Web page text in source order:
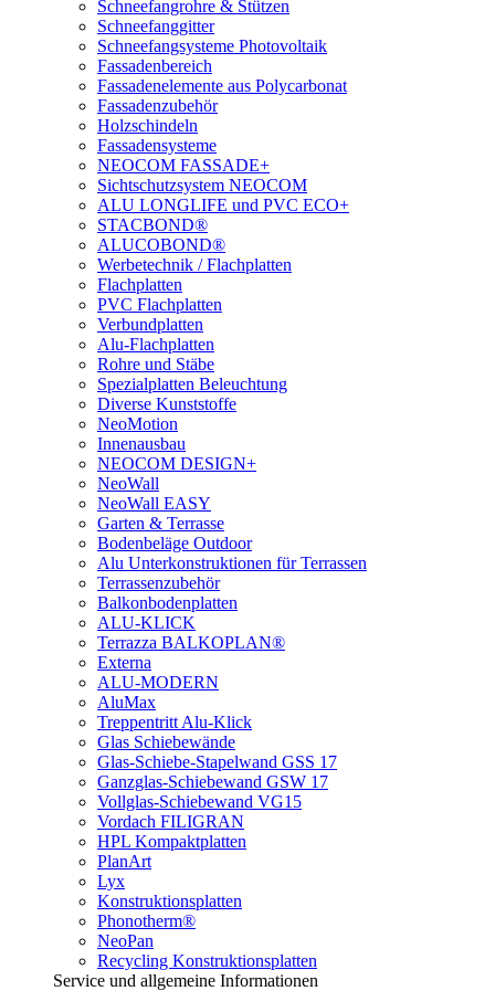
Schneefangrohre & Stützen
Schneefanggitter
Schneefangsysteme Photovoltaik
Fassadenbereich
Fassadenelemente aus Polycarbonat
Fassadenzubehör
Holzschindeln
Fassadensysteme
NEOCOM FASSADE+
Sichtschutzsystem NEOCOM
ALU LONGLIFE und PVC ECO+
STACBOND®
ALUCOBOND®
Werbetechnik / Flachplatten
Flachplatten
PVC Flachplatten
Verbundplatten
Alu-Flachplatten
Rohre und Stäbe
Spezialplatten Beleuchtung
Diverse Kunststoffe
NeoMotion
Innenausbau
NEOCOM DESIGN+
NeoWall
NeoWall EASY
Garten & Terrasse
Bodenbeläge Outdoor
Alu Unterkonstruktionen für Terrassen
Terrassenzubehör
Balkonbodenplatten
ALU-KLICK
Terrazza BALKOPLAN®
Externa
ALU-MODERN
AluMax
Treppentritt Alu-Klick
Glas Schiebewände
Glas-Schiebe-Stapelwand GSS 17
Ganzglas-Schiebewand GSW 17
Vollglas-Schiebewand VG15
Vordach FILIGRAN
HPL Kompaktplatten
PlanArt
Lyx
Konstruktionsplatten
Phonotherm®
NeoPan
Recycling Konstruktionsplatten
Service und allgemeine Informationen